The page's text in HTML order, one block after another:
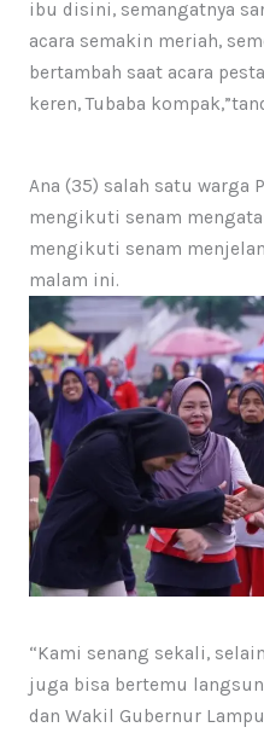
ibu disini, semangatnya
acara semakin meriah,
bertambah saat acara
keren, Tubaba
Ana (35) salah satu warga
mengikuti senam
mengikuti senam
malam ini.
“Kami senang sekali,
juga bisa bertemu
dan Wakil Gubernur